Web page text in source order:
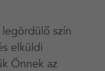
legördülő szín
elküldi
Önnek az